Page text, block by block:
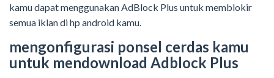
kamu dapat menggunakan AdBlock Plus untuk memblokir
semua iklan di hp android kamu.
mengonfigurasi ponsel cerdas kamu
untuk mendownload Adblock Plus